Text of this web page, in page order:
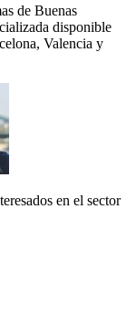
de Buenas
disponible
Valencia y
en el sector